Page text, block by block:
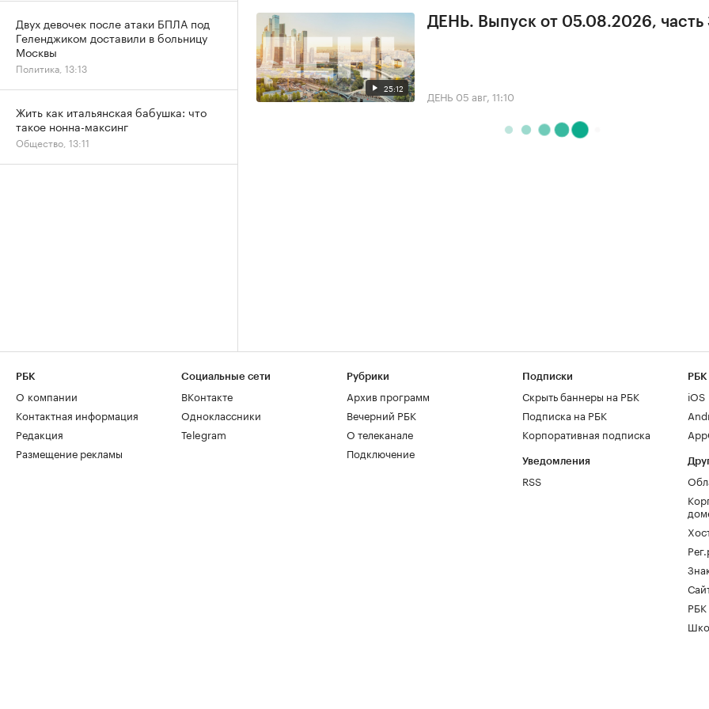
25:12
ДЕНЬ. Выпуск от 05.08.2026, часть
ДЕНЬ 05 авг, 11:10
Двух девочек после атаки БПЛА под
Геленджиком доставили в больницу
Москвы
Политика, 13:13
Жить как итальянская бабушка: что
такое нонна-максинг
Общество, 13:11
РБК
О компании
Контактная информация
Редакция
Размещение рекламы
Социальные сети
ВКонтакте
Одноклассники
Telegram
Рубрики
Архив программ
Вечерний РБК
О телеканале
Подключение
Подписки
Скрыть баннеры на РБК
Подписка на РБК
Корпоративная подписка
Уведомления
RSS
РБК
iOS